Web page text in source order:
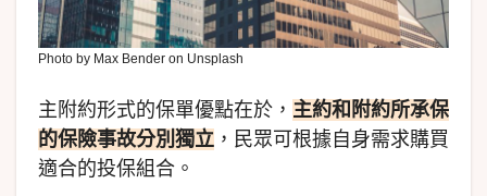
Photo by Max Bender on Unsplash
主附約形式的保單優點在於， 主約和附約所承保
的保險事故分別獨立 ，民眾可根據自身需求購買
適合的投保組合。